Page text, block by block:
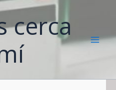
cerca